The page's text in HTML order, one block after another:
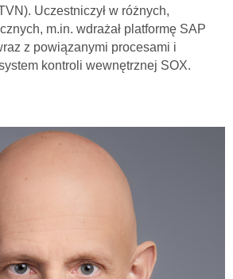
Uczestniczył w różnych,
m.in. wdrażał platformę SAP
z powiązanymi procesami i
kontroli wewnętrznej SOX.